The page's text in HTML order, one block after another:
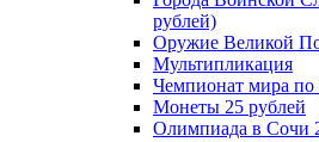
рублей)
Оружие Великой
Мультипликация
Чемпионат мира по
Монеты 25 рублей
Олимпиада в Сочи